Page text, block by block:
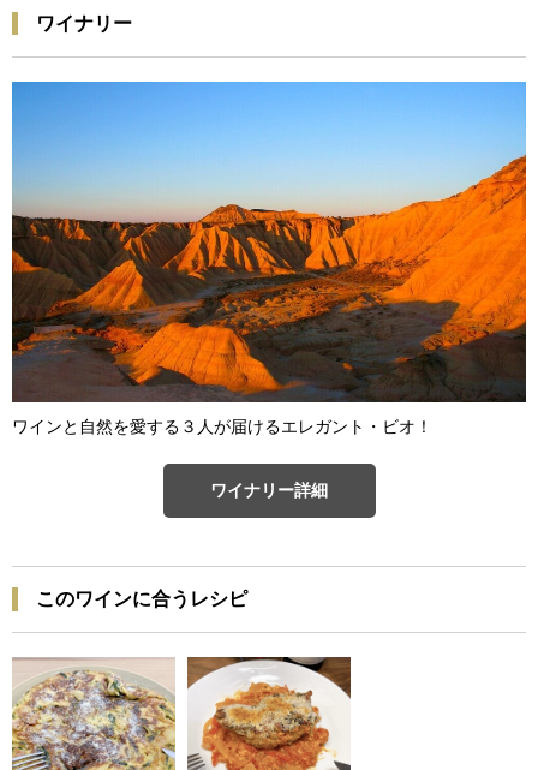
ワイナリー
ワインと自然を愛する３人が届けるエレガント・ビオ！
ワイナリー詳細
このワインに合うレシピ